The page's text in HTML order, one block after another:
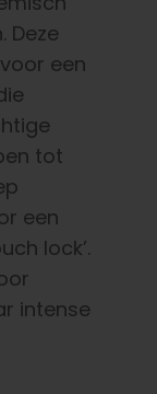
Deze
een
tot
een
lock’.
intense